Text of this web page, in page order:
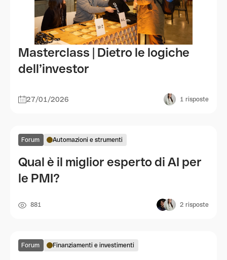
Masterclass | Dietro le logiche
dell’investor
27/01/2026 1 risposte
Forum Automazioni e strumenti
Qual è il miglior esperto di AI per
le PMI?
881 2 risposte
Forum Finanziamenti e investimenti